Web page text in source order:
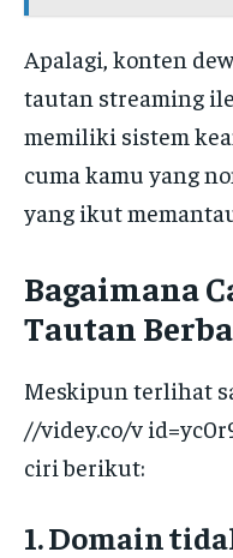
Apalagi, konten
tautan streaming
memiliki sistem
cuma kamu yang
yang ikut
Bagaimana
Tautan
Meskipun terlihat
//videy.co/v
ciri berikut:
1. Domain